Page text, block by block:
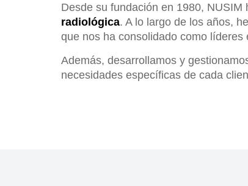
Desde su fundación en 1980,
radiológica. A lo largo de los años,
que nos ha consolidado como líderes
Además, desarrollamos y
necesidades específicas de cada